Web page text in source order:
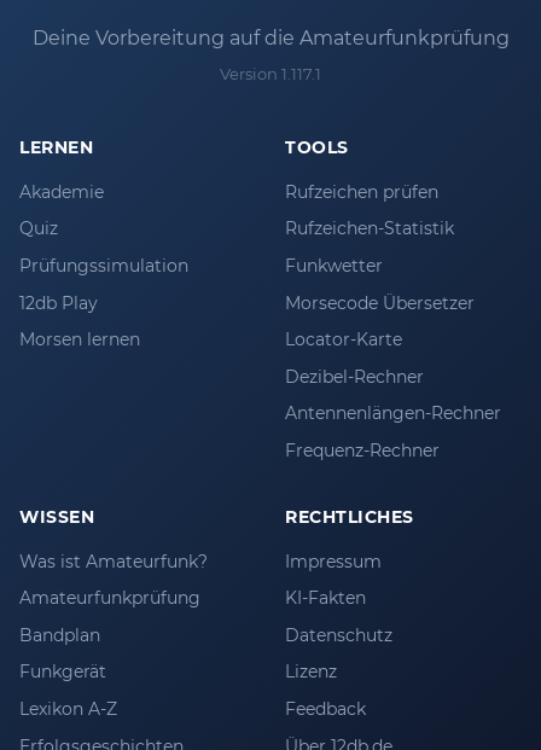
Deine Vorbereitung auf die Amateurfunkprüfung
Version 1.117.1
LERNEN
Akademie
Quiz
Prüfungssimulation
12db Play
Morsen lernen
TOOLS
Rufzeichen prüfen
Rufzeichen-Statistik
Funkwetter
Morsecode Übersetzer
Locator-Karte
Dezibel-Rechner
Antennenlängen-Rechner
Frequenz-Rechner
WISSEN
Was ist Amateurfunk?
Amateurfunkprüfung
Bandplan
Funkgerät
Lexikon A-Z
Erfolgsgeschichten
RECHTLICHES
Impressum
KI-Fakten
Datenschutz
Lizenz
Feedback
Über 12db.de